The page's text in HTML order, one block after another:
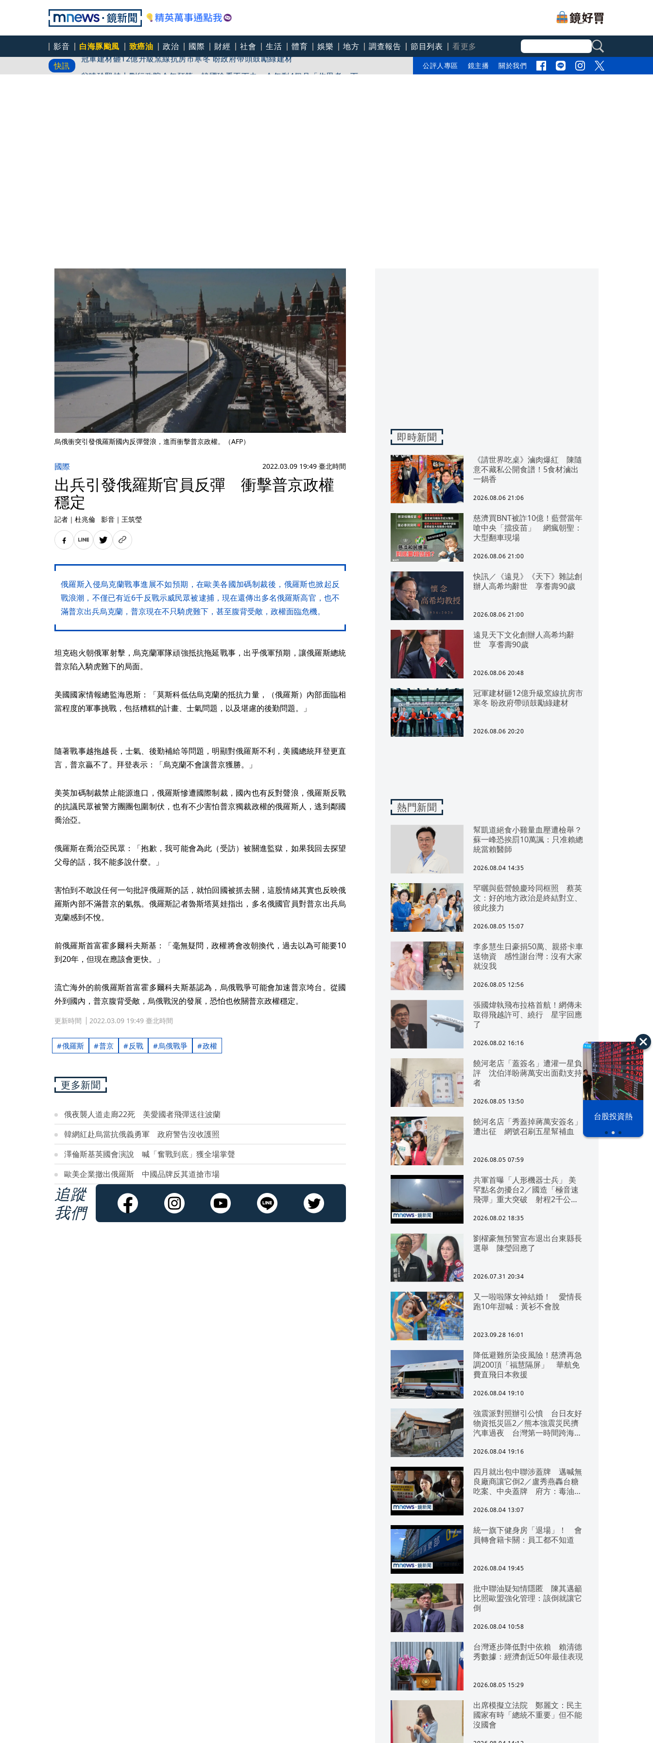
影音 白海豚颱風 致癌油 政治 國際 財經 社會 生活 體育 娛樂 地方 調查報告 節目列表
看更多
快訊
冠軍建材砸12億升級窯線抗房市寒冬 盼政府帶頭鼓勵綠建材
翁曉玲堅持大刪行政院今年預算 韓國瑜看不下去：今年剩4個月「你思考一下」
公評人專區 鏡主播 關於我們
之下
台股投資熱
烏俄衝突引發俄羅斯國內反彈聲浪，進而衝擊普京政權。（AFP）
國際 2022.03.09 19:49 臺北時間
出兵引發俄羅斯官員反彈 衝擊普京政權
穩定
記者 ｜ 杜兆倫 影音 ｜ 王筑瑩
俄羅斯入侵烏克蘭戰事進展不如預期，在歐美各國加碼制裁後，俄羅斯也掀起反
戰浪潮，不僅已有近6千反戰示威民眾被逮捕，現在還傳出多名俄羅斯高官，也不
滿普京出兵烏克蘭，普京現在不只騎虎難下，甚至腹背受敵，政權面臨危機。
坦克砲火朝俄軍射擊，烏克蘭軍隊頑強抵抗拖延戰事，出乎俄軍預期，讓俄羅斯總統
普京陷入騎虎難下的局面。
美國國家情報總監海恩斯：「莫斯科低估烏克蘭的抵抗力量，（俄羅斯）內部面臨相
當程度的軍事挑戰，包括糟糕的計畫、士氣問題，以及堪慮的後勤問題。」
隨著戰事越拖越長，士氣、後勤補給等問題，明顯對俄羅斯不利，美國總統拜登更直
言，普京贏不了。拜登表示：「烏克蘭不會讓普京獲勝。」
美英加碼制裁禁止能源進口，俄羅斯慘遭國際制裁，國內也有反對聲浪，俄羅斯反戰
的抗議民眾被警方團團包圍制伏，也有不少害怕普京獨裁政權的俄羅斯人，逃到鄰國
喬治亞。
俄羅斯在喬治亞民眾：「抱歉，我可能會為此（受訪）被關進監獄，如果我回去探望
父母的話，我不能多說什麼。」
害怕到不敢說任何一句批評俄羅斯的話，就怕回國被抓去關，這股情緒其實也反映俄
羅斯內部不滿普京的氣氛。俄羅斯記者魯斯塔莫娃指出，多名俄國官員對普京出兵烏
克蘭感到不悅。
前俄羅斯首富霍多爾科夫斯基：「毫無疑問，政權將會改朝換代，過去以為可能要10
到20年，但現在應該會更快。」
流亡海外的前俄羅斯首富霍多爾科夫斯基認為，烏俄戰爭可能會加速普京垮台。從國
外到國內，普京腹背受敵，烏俄戰況的發展，恐怕也攸關普京政權穩定。
更新時間 2022.03.09 19:49 臺北時間
俄羅斯 普京 反戰 烏俄戰爭 政權
更多新聞
俄夜襲人道走廊22死 美愛國者飛彈送往波蘭
韓網紅赴烏當抗俄義勇軍 政府警告沒收護照
澤倫斯基英國會演說 喊「奮戰到底」獲全場掌聲
歐美企業撤出俄羅斯 中國品牌反其道搶市場
追蹤
我們
即時新聞
《請世界吃桌》滷肉爆紅 陳隨
意不藏私公開食譜！5食材滷出
一鍋香
2026.08.06 21:06
慈濟買BNT被詐10億！藍營當年
嗆中央「擋疫苗」 網瘋朝聖：
大型翻車現場
2026.08.06 21:00
快訊／《遠見》《天下》雜誌創
辦人高希均辭世 享耆壽90歲
2026.08.06 21:00
遠見天下文化創辦人高希均辭
世 享耆壽90歲
2026.08.06 20:48
冠軍建材砸12億升級窯線抗房市
寒冬 盼政府帶頭鼓勵綠建材
2026.08.06 20:20
熱門新聞
幫凱道絕食小雞量血壓遭檢舉？
蘇一峰恐挨罰10萬諷：只准賴總
統當賴醫師
2026.08.04 14:35
罕曬與藍營饒慶玲同框照 蔡英
文：好的地方政治是終結對立、
彼此接力
2026.08.05 15:07
李多慧生日豪捐50萬、親搭卡車
送物資 感性謝台灣：沒有大家
就沒我
2026.08.05 12:56
張國煒執飛布拉格首航！網傳未
取得飛越許可、繞行 星宇回應
了
2026.08.02 16:16
饒河老店「蓋簽名」遭灌一星負
評 沈伯洋盼蔣萬安出面勸支持
者
2026.08.05 13:50
饒河名店「秀蓋掉蔣萬安簽名」
遭出征 網號召刷五星幫補血
2026.08.05 07:59
共軍首曝「人形機器士兵」 美
罕點名勿擾台2／國造「極音速
飛彈」重大突破 射程2千公里
2026.08.02 18:35
劉櫂豪無預警宣布退出台東縣長
選舉 陳瑩回應了
2026.07.31 20:34
又一啦啦隊女神結婚！ 愛情長
跑10年甜喊：黃衫不會脫
2023.09.28 16:01
降低避難所染疫風險！慈濟再急
調200頂「福慧隔屏」 華航免
費直飛日本救援
2026.08.04 19:10
強震派對照辦引公憤 台日友好
物資抵災區2／熊本強震災民擠
汽車過夜 台灣第一時間跨海急
2026.08.04 19:16
四月就出包中聯涉蓋牌 邁喊無
良廠商讓它倒2／盧秀燕轟台糖
吃案、中央蓋牌 府方：毒油一
2026.08.04 13:07
統一旗下健身房「退場」！ 會
員轉會籍卡關：員工都不知道
2026.08.04 19:45
批中聯油疑知情隱匿 陳其邁籲
比照歐盟強化管理：該倒就讓它
倒
2026.08.04 10:58
台灣逐步降低對中依賴 賴清德
秀數據：經濟創近50年最佳表現
2026.08.05 15:29
出席模擬立法院 鄭麗文：民主
國家有時「總統不重要」但不能
沒國會